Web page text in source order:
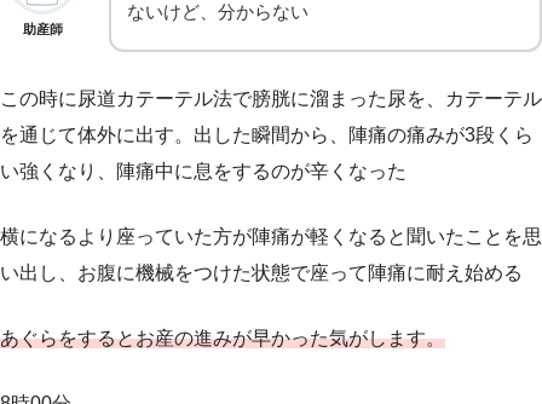
助産師
ないけど、分からない
この時に尿道カテーテル法で膀胱に溜まった尿を、カテーテル
を通じて体外に出す。出した瞬間から、陣痛の痛みが3段くら
い強くなり、陣痛中に息をするのが辛くなった
横になるより座っていた方が陣痛が軽くなると聞いたことを思
い出し、お腹に機械をつけた状態で座って陣痛に耐え始める
あぐらをするとお産の進みが早かった気がします。